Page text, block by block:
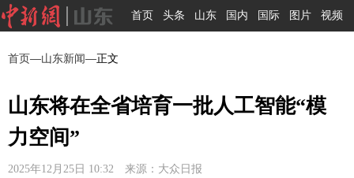
首页 头条 山东 国内 国际 图片 视频
首页—山东新闻—正文
山东将在全省培育一批人工智能“模
力空间”
2025年12月25日 10:32 来源：大众日报